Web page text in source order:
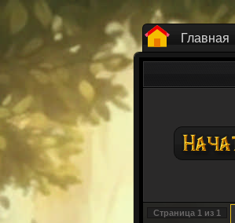
Главная
Страница 1 из 1